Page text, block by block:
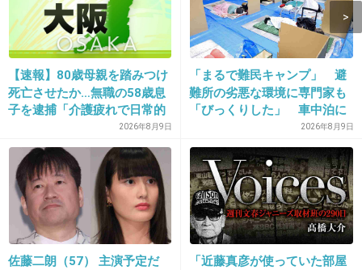
13. 匿名 2013/12/12(木) 16:14:00
人に嫌われるのって、怖いよな
野ブタをプロデュース 亀梨
14. 匿名2013/12/12(木) 16:14:11
愛より相性
+7 -9
【速報】80歳母親を踏みつけ
死亡させたか…無職の58歳息
子を逮捕「介護疲れで日常的
に暴行」肋骨８本折れ体には
多数の痕 大阪・岬町
2026年8月9日
「まるで難民キャンプ」 避
難所の劣悪な環境に専門家も
「びっくりした」 車中泊に
もリスクが 「熱したフライ
パンに飛び込むようなもの」
2026年8月9日
佐藤二朗（57） 主演予定だ
「近藤真彦が使っていた部屋